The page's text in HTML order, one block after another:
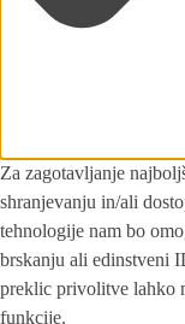
Za zagotavljanje
shranjevanju in/ali
tehnologije nam bo
brskanju ali edinstveni
preklic privolitve lahko
funkcije.